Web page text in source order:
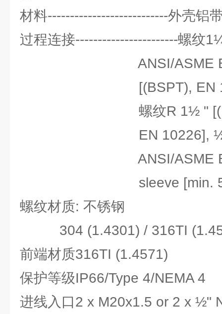
材料---------------------------外壳铝
过程连接-----------------------螺纹
ANSI/ASME
[(BSPT), EN
螺纹R 1½ "
EN 10226], ½"
ANSI/ASME
sleeve [min. 500
螺纹材质: 不锈钢
304 (1.4301) / 316TI
前端材质316TI (1.4571)
保护等级IP66/Type 4/NEMA 4
进线入口2 x M20x1.5 or 2 x ½"